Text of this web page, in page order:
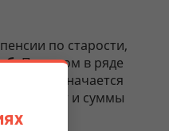
по старости,
При этом в ряде
г., назначается
доплат и суммы